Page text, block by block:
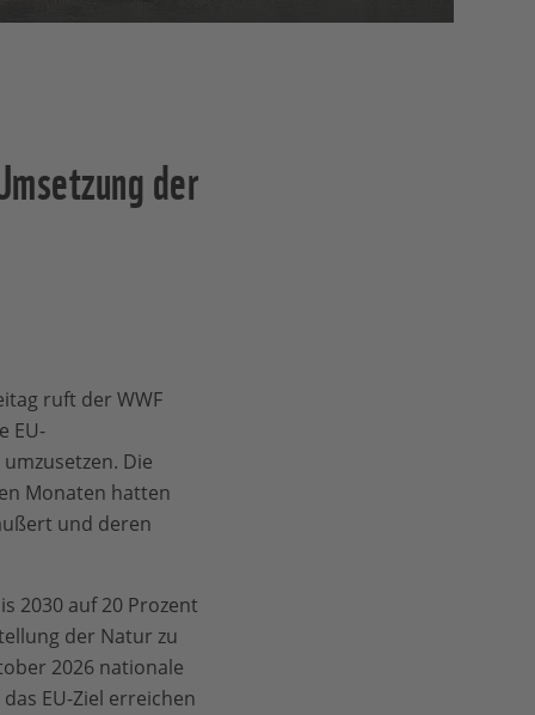
der
ruft der WWF
EU-
Die
Monaten hatten
und deren
2030 auf 20 Prozent
der Natur zu
2026 nationale
EU-Ziel erreichen